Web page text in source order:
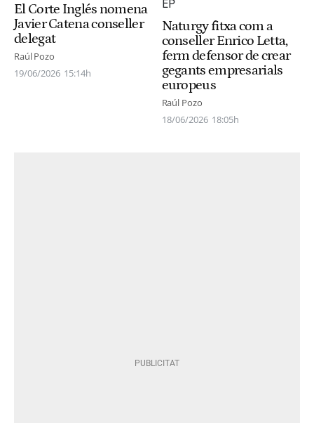
El Corte Inglés nomena
Javier Catena conseller
delegat
Raúl Pozo
19/06/2026 15:14h
Naturgy fitxa com a
conseller Enrico Letta,
ferm defensor de crear
gegants empresarials
europeus
Raúl Pozo
18/06/2026 18:05h